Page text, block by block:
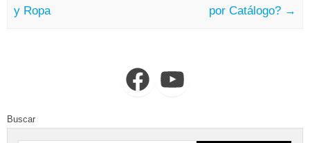
y Ropa
por Catálogo? →
FacebookYouTube
Buscar